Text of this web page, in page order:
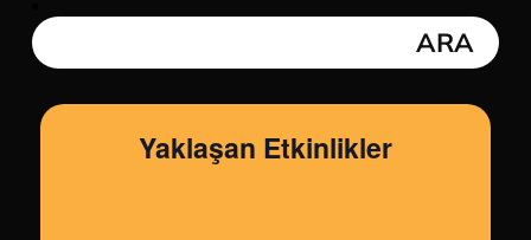
Yaklaşan Etkinlikler